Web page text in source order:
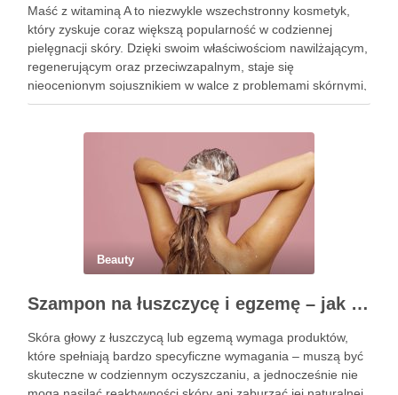
Maść z witaminą A to niezwykle wszechstronny kosmetyk,
który zyskuje coraz większą popularność w codziennej
pielęgnacji skóry. Dzięki swoim właściwościom nawilżającym,
regenerującym oraz przeciwzapalnym, staje się
nieocenionym sojusznikiem w walce z problemami skórnymi,
takimi jak zmarszczki, trądzik czy podrażnienia. Jej działanie
Beauty
Szampon na łuszczycę i egzemę – jak świadomie dobierać produkty przy wrażliwej skórze głowy?
Skóra głowy z łuszczycą lub egzemą wymaga produktów,
które spełniają bardzo specyficzne wymagania – muszą być
skuteczne w codziennym oczyszczaniu, a jednocześnie nie